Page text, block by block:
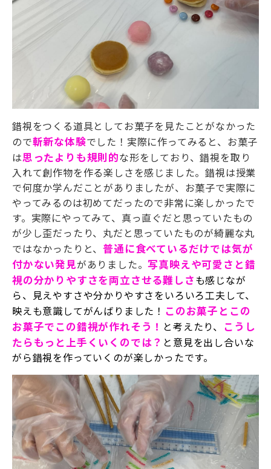
錯視をつくる道具としてお菓子を見たことがなかった
ので斬新な体験でした！実際に作ってみると、お菓子
は思ったよりも規則的な形をしており、錯視を取り
入れて創作物を作る楽しさを感じました。錯視は授業
で何度か学んだことがありましたが、お菓子で実際に
やってみるのは初めてだったので非常に楽しかったで
す。実際にやってみて、真っ直ぐだと思っていたもの
が少し歪だったり、丸だと思っていたものが綺麗な丸
ではなかったりと、普通に食べているだけでは気が
付かない発見がありました。写真映えや可愛さと錯
視の分かりやすさを両立させる難しさも感じなが
ら、見えやすさや分かりやすさをいろいろ工夫して、
映えも意識してがんばりました！ このお菓子とこの
お菓子でこの錯視が作れそう！ と考えたり、 こうし
たらもっと上手くいくのでは？ と意見を出し合いな
がら錯視を作っていくのが楽しかったです。